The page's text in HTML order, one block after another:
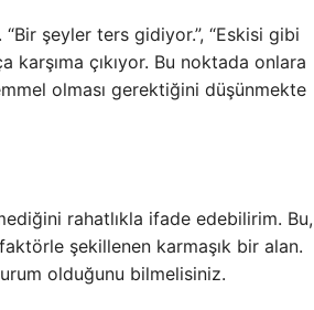
şeyler ters gidiyor.”, “Eskisi gibi
karşıma çıkıyor. Bu noktada onlara
olması gerektiğini düşünmekte
rahatlıkla ifade edebilirim. Bu,
şekillenen karmaşık bir alan.
olduğunu bilmelisiniz.